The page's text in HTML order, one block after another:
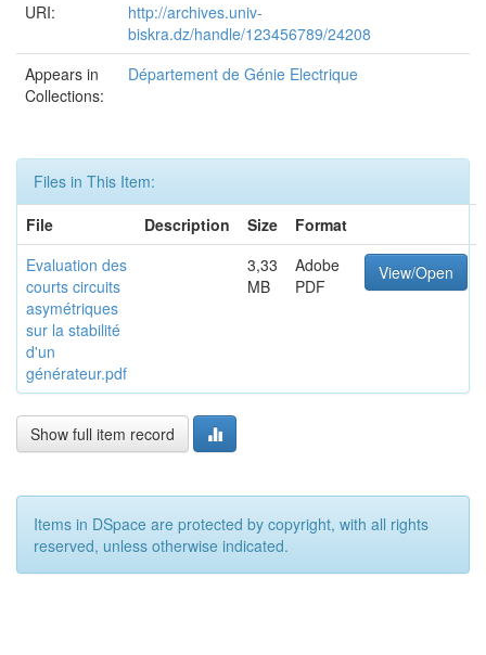
URI:
http://archives.univ-
biskra.dz/handle/123456789/24208
Appears in
Collections:
Département de Génie Electrique
Files in This Item:
File
Description Size
Format
Evaluation des
courts circuits
asymétriques
sur la stabilité
d'un
générateur.pdf
3,33
MB
Adobe
PDF
View/Open
Show full item record
Items in DSpace are protected by copyright, with all rights
reserved, unless otherwise indicated.